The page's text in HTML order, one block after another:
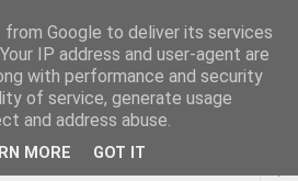
Google to deliver its services
IP address and user-agent are
with performance and security
of service, generate usage
and address abuse.
MORE GOT IT